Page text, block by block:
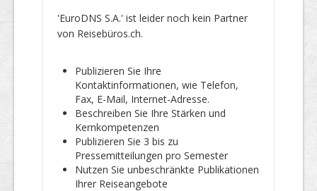
'EuroDNS S.A.' ist leider noch kein Partner
von Reisebüros.ch.
Publizieren Sie Ihre
Kontaktinformationen, wie Telefon,
Fax, E-Mail, Internet-Adresse.
Beschreiben Sie Ihre Stärken und
Kernkompetenzen
Publizieren Sie 3 bis zu
Pressemitteilungen pro Semester
Nutzen Sie unbeschränkte Publikationen
Ihrer Reiseangebote